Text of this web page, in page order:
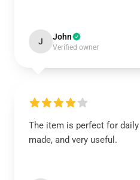
J John
Verified owner
The item is perfect for daily
made, and very useful.